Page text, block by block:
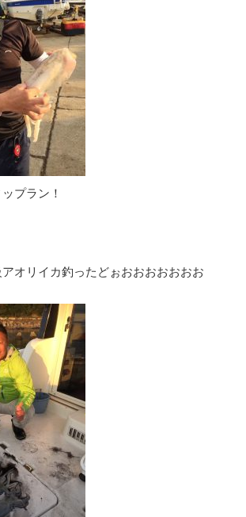
プラン！
アオリイカ釣ったどぉおおおおおおお